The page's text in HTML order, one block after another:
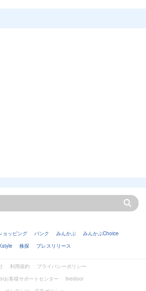
ョッピング バンク みんかぶ
みんかぶChoice
株探 プレスリリース
利用規約
プライバシーポリシー
お客様サポートセンター
livedoor